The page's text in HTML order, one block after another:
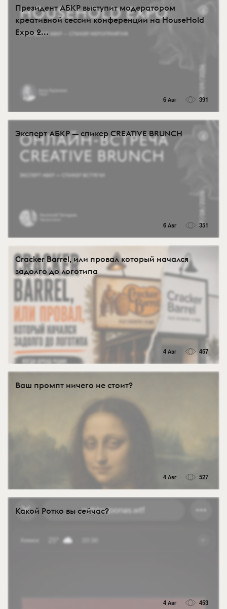
Президент АБКР выступит модератором
креативной сессии конференции на HouseHold
Expo 2...
6 Авг 391
Эксперт АБКР — спикер CREATIVE BRUNCH
6 Авг 351
Cracker Barrel, или провал который начался
задолго до логотипа
4 Авг 457
Ваш промпт ничего не стоит?
4 Авг 527
Какой Ротко вы сейчас?
4 Авг 453